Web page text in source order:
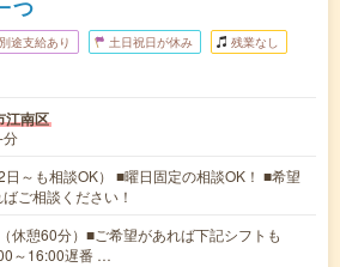
つ
途支給あり 土日祝日が休み 残業なし
江南区
分
～も相談OK） ■曜日固定の相談OK！ ■希望
ご相談ください！
休憩60分）■ご希望があれば下記シフトも
～16:00遅番 …